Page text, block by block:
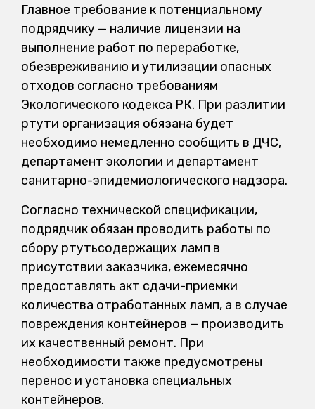
Главное требование к потенциальному
подрядчику — наличие лицензии на
выполнение работ по переработке,
обезвреживанию и утилизации опасных
отходов согласно требованиям
Экологического кодекса РК. При разлитии
ртути организация обязана будет
необходимо немедленно сообщить в ДЧС,
департамент экологии и департамент
санитарно-эпидемиологического надзора.
Согласно технической спецификации,
подрядчик обязан проводить работы по
сбору ртутьсодержащих ламп в
присутствии заказчика, ежемесячно
предоставлять акт сдачи-приемки
количества отработанных ламп, а в случае
повреждения контейнеров — производить
их качественный ремонт. При
необходимости также предусмотрены
перенос и установка специальных
контейнеров.